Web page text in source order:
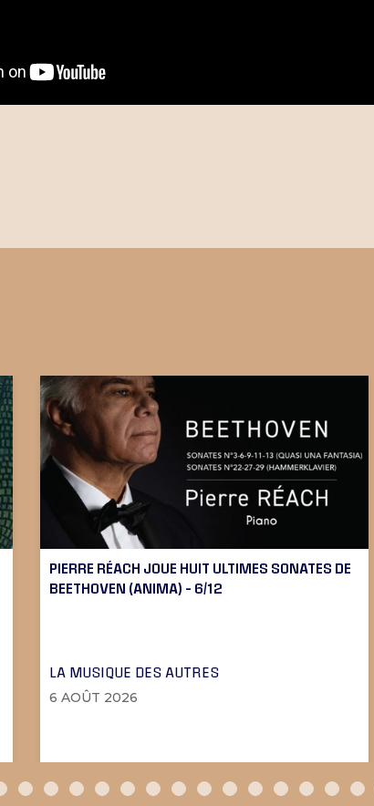
PIERRE RÉACH JOUE HUIT ULTIMES SONATES DE
BEETHOVEN (ANIMA) – 6/12
LA MUSIQUE DES AUTRES
6 AOÛT 2026